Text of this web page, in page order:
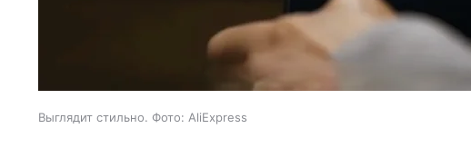
Выглядит стильно. Фото: AliExpress